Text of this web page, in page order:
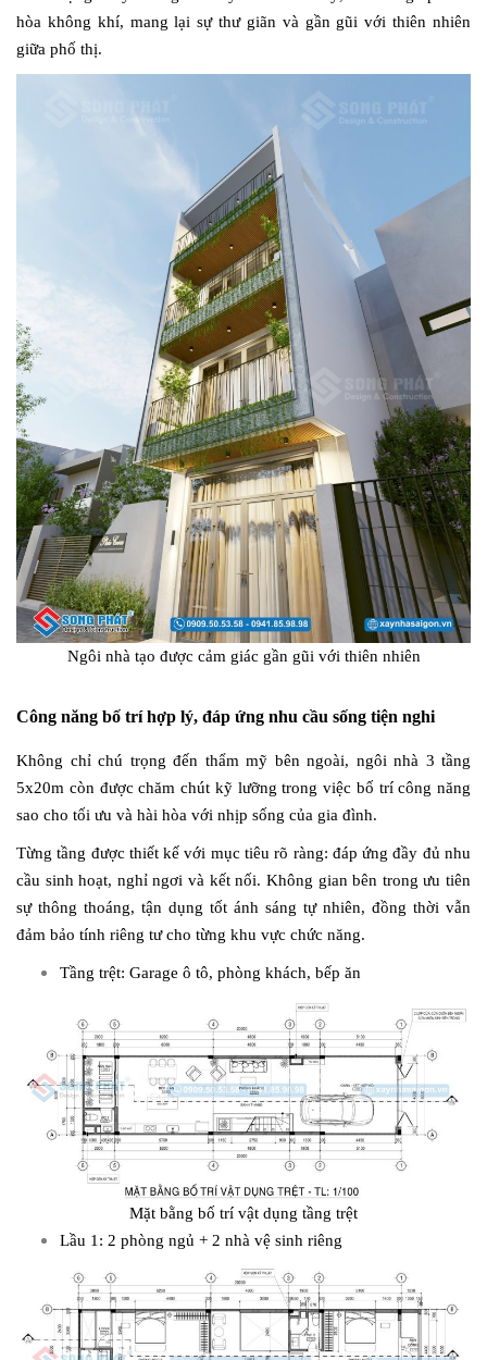
hòa không khí, mang lại sự thư giãn và gần gũi với thiên nhiên
giữa phố thị.
Ngôi nhà tạo được cảm giác gần gũi với thiên nhiên
Công năng bố trí hợp lý, đáp ứng nhu cầu sống tiện nghi
Không chỉ chú trọng đến thẩm mỹ bên ngoài, ngôi nhà 3 tầng
5x20m còn được chăm chút kỹ lưỡng trong việc bố trí công năng
sao cho tối ưu và hài hòa với nhịp sống của gia đình.
Từng tầng được thiết kế với mục tiêu rõ ràng: đáp ứng đầy đủ nhu
cầu sinh hoạt, nghỉ ngơi và kết nối. Không gian bên trong ưu tiên
sự thông thoáng, tận dụng tốt ánh sáng tự nhiên, đồng thời vẫn
đảm bảo tính riêng tư cho từng khu vực chức năng.
Tầng trệt: Garage ô tô, phòng khách, bếp ăn
Mặt bằng bố trí vật dụng tầng trệt
Lầu 1: 2 phòng ngủ + 2 nhà vệ sinh riêng